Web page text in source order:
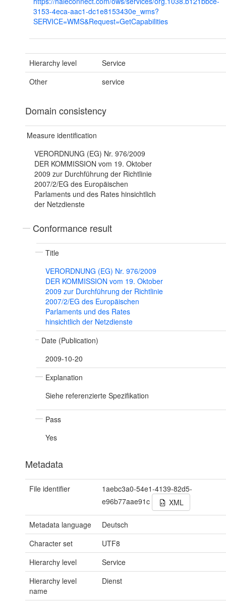
3153-4eca-aac1-dc1e8153430e_wms?
SERVICE=WMS&Request=GetCapabilities
Hierarchy level
Service
Other
service
Domain consistency
Measure identification
VERORDNUNG (EG) Nr. 976/2009
DER KOMMISSION vom 19. Oktober
2009 zur Durchführung der Richtlinie
2007/2/EG des Europäischen
Parlaments und des Rates hinsichtlich
der Netzdienste
Conformance result
Title
VERORDNUNG (EG) Nr. 976/2009
DER KOMMISSION vom 19. Oktober
2009 zur Durchführung der Richtlinie
2007/2/EG des Europäischen
Parlaments und des Rates
hinsichtlich der Netzdienste
Date (Publication)
2009-10-20
Explanation
Siehe referenzierte Spezifikation
Pass
Yes
Metadata
File identifier
1aebc3a0-54e1-4139-82d5-
e96b77aae91c
XML
Metadata language
Deutsch
Character set
UTF8
Hierarchy level
Service
Hierarchy level
name
Dienst